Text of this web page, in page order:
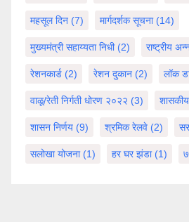
महसूल दिन (7) मार्गदर्शक सूचना(14)
मुख्यमंत्री सहाय्यता निधी(2) राष्ट्रीय
रेशनकार्ड (2) रेशन दुकान (2) लॉक
वाळू/रेती निर्गती धोरण २०२२ (3)
शासन निर्णय (9) श्रमिक रेलवे (2)
सलोखा योजना(1) हर घर झंडा(1)